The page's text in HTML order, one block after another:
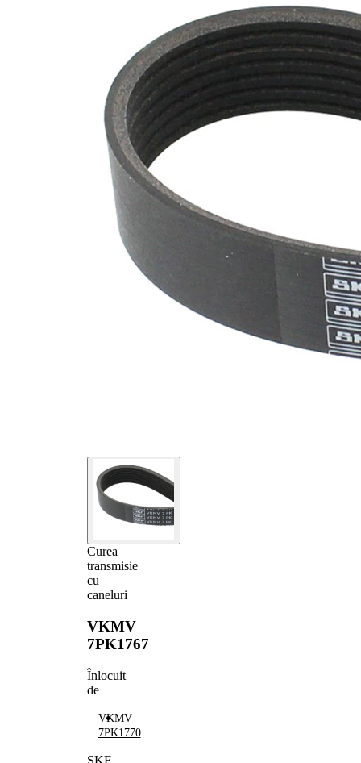
Curea
transmisie
cu
caneluri
VKMV
7PK1767
Înlocuit
de
VKMV
7PK1770
SKF
SVHC
Nu sunt
disponibile
substante
Material
curea
EPDM
(etilen
propilen
dienă
cauciuc)